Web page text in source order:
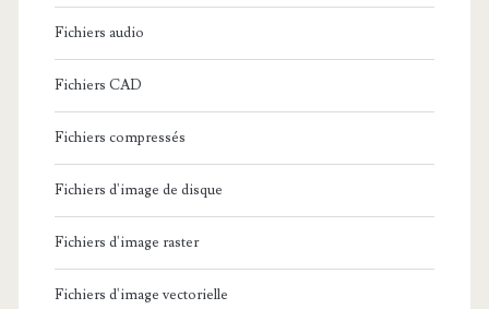
Fichiers audio
Fichiers CAD
Fichiers compressés
Fichiers d'image de disque
Fichiers d'image raster
Fichiers d'image vectorielle